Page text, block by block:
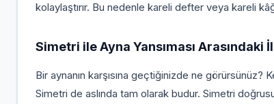
kolaylaştırır. Bu nedenle kareli defter veya kareli
Simetri ile Ayna Yansıması Arasındaki
Bir aynanın karşısına geçtiğinizde ne görürsünüz?
Simetri de aslında tam olarak budur. Simetri